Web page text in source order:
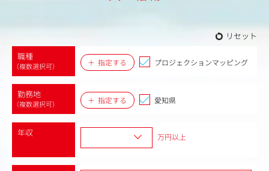
リセット
職種
（複数選択可） 指定する プロジェクションマッピング
勤務地
（複数選択可） 指定する 愛知県
年収 万円以上